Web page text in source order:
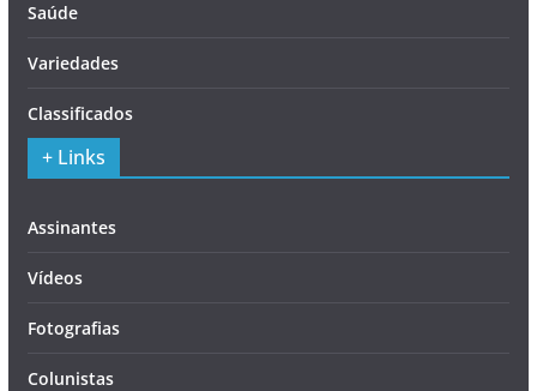
Saúde
Variedades
Classificados
+ Links
Assinantes
Vídeos
Fotografias
Colunistas